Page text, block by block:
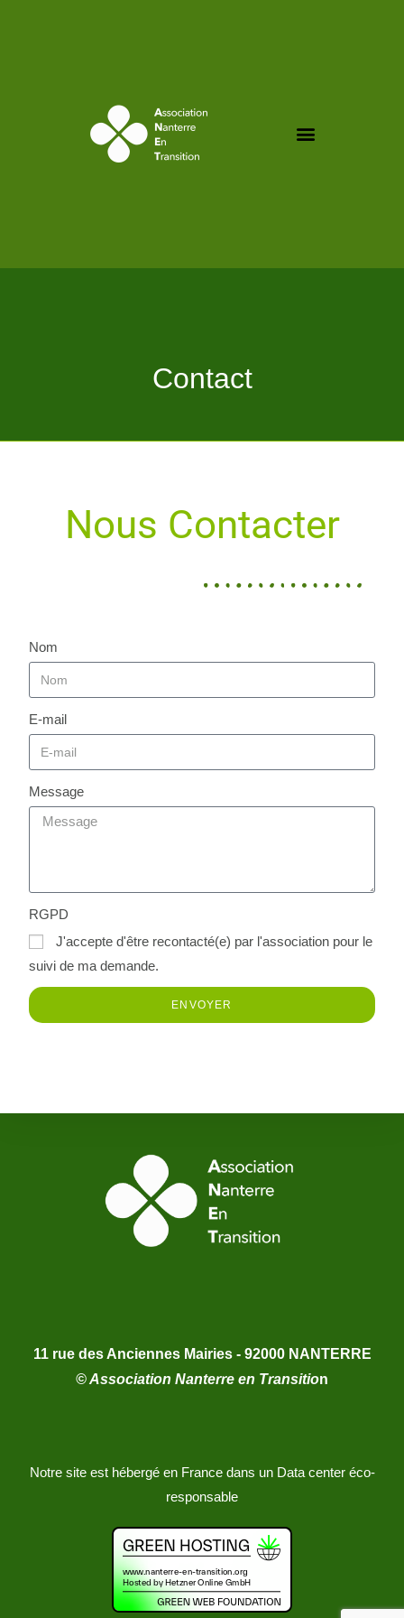
Contact
Nous Contacter
Nom
E-mail
Message
RGPD
J'accepte d'être recontacté(e) par l'association pour le
suivi de ma demande.
ENVOYER
11 rue des Anciennes Mairies - 92000 NANTERRE
© Association Nanterre en Transition
Notre site est hébergé en France dans un Data center éco-
responsable